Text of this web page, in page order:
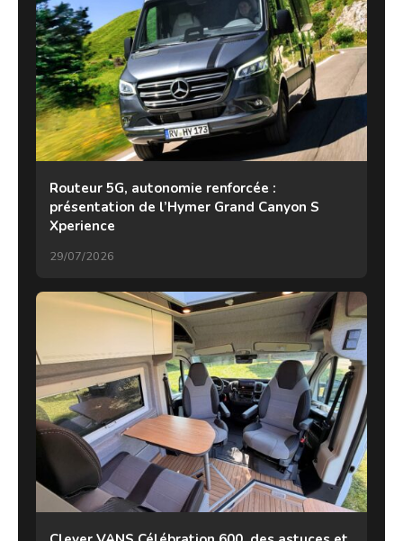
Routeur 5G, autonomie renforcée :
présentation de l’Hymer Grand Canyon S
Xperience
29/07/2026